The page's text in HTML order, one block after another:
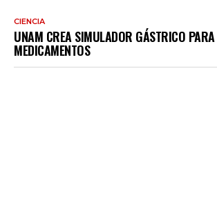
CIENCIA
UNAM CREA SIMULADOR GÁSTRICO
MEDICAMENTOS